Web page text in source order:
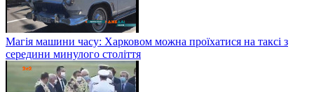
Магія машини часу: Харковом можна проїхатися на таксі з
середини минулого століття